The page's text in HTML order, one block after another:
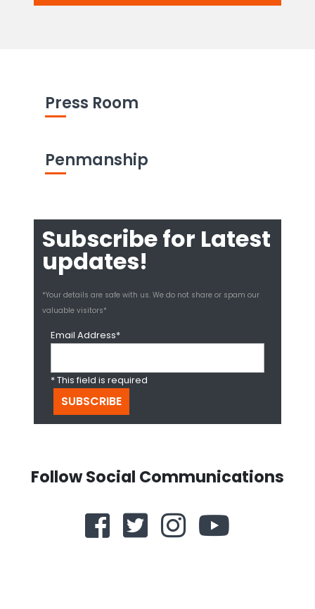
Press Room
Penmanship
Subscribe for Latest
updates!
*Your details are safe with us. We do not share or spam our
valuable visitors*
Email Address*
* This field is required
Follow Social Communications